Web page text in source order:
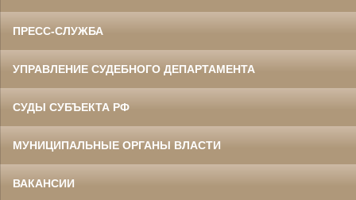
ПРЕСС-СЛУЖБА
УПРАВЛЕНИЕ СУДЕБНОГО ДЕПАРТАМЕНТА
СУДЫ СУБЪЕКТА РФ
МУНИЦИПАЛЬНЫЕ ОРГАНЫ ВЛАСТИ
ВАКАНСИИ